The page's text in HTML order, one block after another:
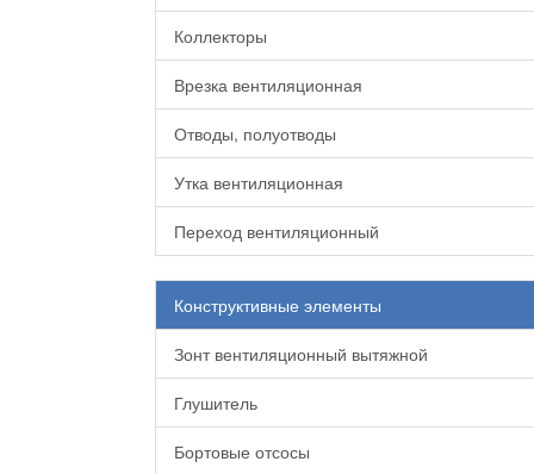
Коллекторы
Врезка вентиляционная
Отводы, полуотводы
Утка вентиляционная
Переход вентиляционный
Конструктивные элементы
Зонт вентиляционный вытяжной
Глушитель
Бортовые отсосы